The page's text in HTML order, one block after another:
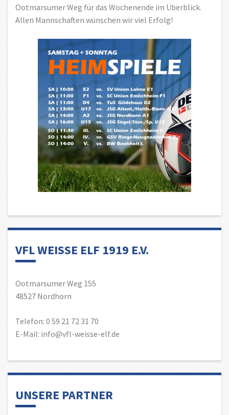
Ootmarsumer Weg für das Wochenende im Überblick.
Allen Mannschaften wünschen wir viel Erfolg!
VFL WEISSE ELF 1919 E.V.
Ootmarsumer Weg 155
48527 Nordhorn
Telefon: 0 59 21 72 31 70
E-Mail: info@vfl-weisse-elf.de
UNSERE PARTNER